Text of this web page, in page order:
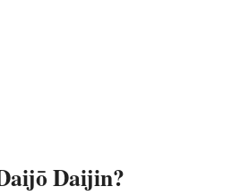
Daijin?